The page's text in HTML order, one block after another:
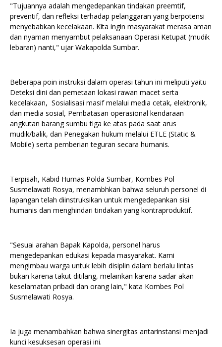
"Tujuannya adalah mengedepankan tindakan preemtif,
preventif, dan refleksi terhadap pelanggaran yang berpotensi
menyebabkan kecelakaan. Kita ingin masyarakat merasa aman
dan nyaman menyambut pelaksanaan Operasi Ketupat (mudik
lebaran) nanti," ujar Wakapolda Sumbar.
Beberapa poin instruksi dalam operasi tahun ini meliputi yaitu
Deteksi dini dan pemetaan lokasi rawan macet serta
kecelakaan, Sosialisasi masif melalui media cetak, elektronik,
dan media sosial, Pembatasan operasional kendaraan
angkutan barang sumbu tiga ke atas pada saat arus
mudik/balik, dan Penegakan hukum melalui ETLE (Static &
Mobile) serta pemberian teguran secara humanis.
Terpisah, Kabid Humas Polda Sumbar, Kombes Pol
Susmelawati Rosya, menambhkan bahwa seluruh personel di
lapangan telah diinstruksikan untuk mengedepankan sisi
humanis dan menghindari tindakan yang kontraproduktif.
"Sesuai arahan Bapak Kapolda, personel harus
mengedepankan edukasi kepada masyarakat. Kami
mengimbau warga untuk lebih disiplin dalam berlalu lintas
bukan karena takut ditilang, melainkan karena sadar akan
keselamatan pribadi dan orang lain," kata Kombes Pol
Susmelawati Rosya.
Ia juga menambahkan bahwa sinergitas antarinstansi menjadi
kunci kesuksesan operasi ini.